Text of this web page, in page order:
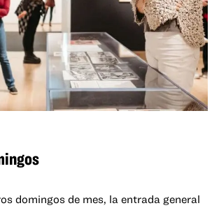
domingos de mes, la entrada general